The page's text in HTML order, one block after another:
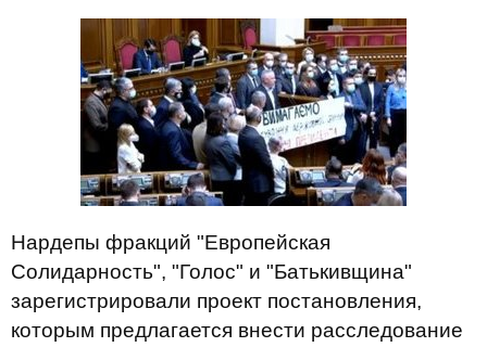
Нардепы фракций "Европейская
Солидарность", "Голос" и "Батькивщина"
зарегистрировали проект постановления,
которым предлагается внести расследование